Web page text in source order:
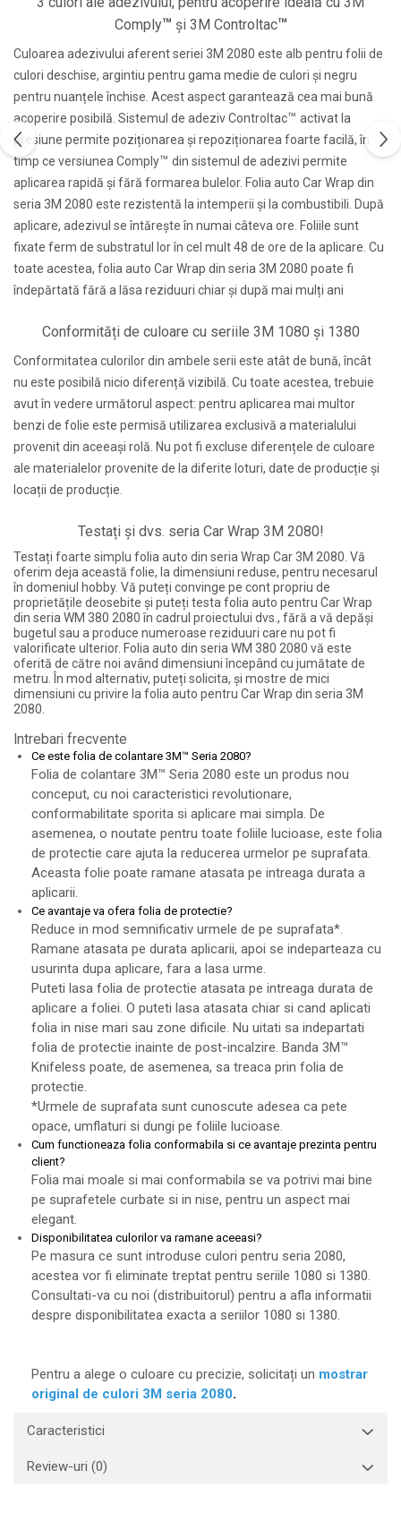
Comply™ și 3M Controltac™
Culoarea adezivului aferent seriei 3M 2080 este alb pentru folii de
culori deschise, argintiu pentru gama medie de culori și negru
pentru nuanțele închise. Acest aspect garantează cea mai bună
acoperire posibilă. Sistemul de adeziv Controltac™ activat la
presiune permite poziționarea și repoziționarea foarte facilă, în
timp ce versiunea Comply™ din sistemul de adezivi permite
aplicarea rapidă și fără formarea bulelor. Folia auto Car Wrap din
seria 3M 2080 este rezistentă la intemperii și la combustibili. După
aplicare, adezivul se întărește în numai câteva ore. Foliile sunt
fixate ferm de substratul lor în cel mult 48 de ore de la aplicare. Cu
toate acestea, folia auto Car Wrap din seria 3M 2080 poate fi
îndepărtată fără a lăsa reziduuri chiar și după mai mulți ani
Conformități de culoare cu seriile 3M 1080 și 1380
Conformitatea culorilor din ambele serii este atât de bună, încât
nu este posibilă nicio diferență vizibilă. Cu toate acestea, trebuie
avut în vedere următorul aspect: pentru aplicarea mai multor
benzi de folie este permisă utilizarea exclusivă a materialului
provenit din aceeași rolă. Nu pot fi excluse diferențele de culoare
ale materialelor provenite de la diferite loturi, date de producție și
locații de producție.
Testați și dvs. seria Car Wrap 3M 2080!
Testați foarte simplu folia auto din seria Wrap Car 3M 2080. Vă
oferim deja această folie, la dimensiuni reduse, pentru necesarul
în domeniul hobby. Vă puteți convinge pe cont propriu de
proprietățile deosebite și puteți testa folia auto pentru Car Wrap
din seria WM 380 2080 în cadrul proiectului dvs., fără a vă depăși
bugetul sau a produce numeroase reziduuri care nu pot fi
valorificate ulterior. Folia auto din seria WM 380 2080 vă este
oferită de către noi având dimensiuni începând cu jumătate de
metru. În mod alternativ, puteți solicita, și mostre de mici
dimensiuni cu privire la folia auto pentru Car Wrap din seria 3M
2080.
Intrebari frecvente
Ce este folia de colantare 3M™ Seria 2080?
Folia de colantare 3M™ Seria 2080 este un produs nou
conceput, cu noi caracteristici revolutionare,
conformabilitate sporita si aplicare mai simpla. De
asemenea, o noutate pentru toate foliile lucioase, este folia
de protectie care ajuta la reducerea urmelor pe suprafata.
Aceasta folie poate ramane atasata pe intreaga durata a
aplicarii.
Ce avantaje va ofera folia de protectie?
Reduce in mod semnificativ urmele de pe suprafata*.
Ramane atasata pe durata aplicarii, apoi se indeparteaza cu
usurinta dupa aplicare, fara a lasa urme.
Puteti lasa folia de protectie atasata pe intreaga durata de
aplicare a foliei. O puteti lasa atasata chiar si cand aplicati
folia in nise mari sau zone dificile. Nu uitati sa indepartati
folia de protectie inainte de post-incalzire. Banda 3M™
Knifeless poate, de asemenea, sa treaca prin folia de
protectie.
*Urmele de suprafata sunt cunoscute adesea ca pete
opace, umflaturi si dungi pe foliile lucioase.
Cum functioneaza folia conformabila si ce avantaje prezinta pentru
client?
Folia mai moale si mai conformabila se va potrivi mai bine
pe suprafetele curbate si in nise, pentru un aspect mai
elegant.
Disponibilitatea culorilor va ramane aceeasi?
Pe masura ce sunt introduse culori pentru seria 2080,
acestea vor fi eliminate treptat pentru seriile 1080 si 1380.
Consultati-va cu noi (distribuitorul) pentru a afla informatii
despre disponibilitatea exacta a seriilor 1080 si 1380.
Pentru a alege o culoare cu precizie, solicitați un mostrar
original de culori 3M seria 2080.
Caracteristici
Review-uri (0)